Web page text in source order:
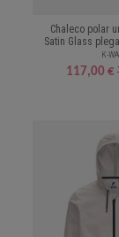
Chaleco polar
Satin Glass
K-
117,00 €